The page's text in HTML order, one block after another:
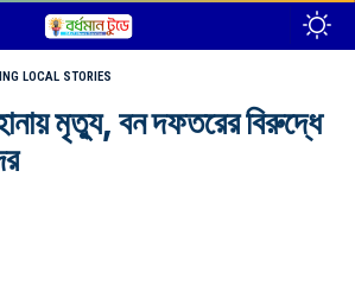
LOCAL STORIES
মৃত্যু, বন দফতরের বিরুদ্ধে